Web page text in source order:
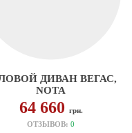
ДИВАН ВЕГАС,
NOTA
64 660 грн.
ОТЗЫВОВ:0